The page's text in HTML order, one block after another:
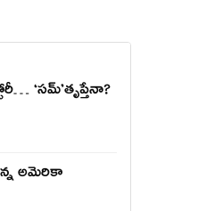
‘సమ్’తృప్తేనా?
అమెరికా